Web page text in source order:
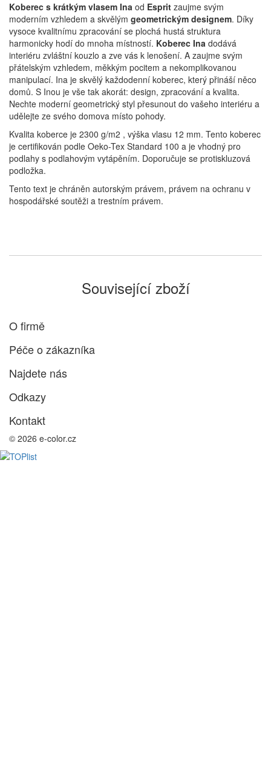
Koberec s krátkým vlasem Ina od Esprit zaujme svým
moderním vzhledem a skvělým geometrickým designem. Díky
vysoce kvalitnímu zpracování se plochá hustá struktura
harmonicky hodí do mnoha místností. Koberec Ina dodává
interiéru zvláštní kouzlo a zve vás k lenošení. A zaujme svým
přátelským vzhledem, měkkým pocitem a nekomplikovanou
manipulací. Ina je skvělý každodenní koberec, který přináší něco
domů. S Inou je vše tak akorát: design, zpracování a kvalita.
Nechte moderní geometrický styl přesunout do vašeho interiéru a
udělejte ze svého domova místo pohody.
Kvalita koberce je 2300 g/m2 , výška vlasu 12 mm. Tento koberec
je certifikován podle Oeko-Tex Standard 100 a je vhodný pro
podlahy s podlahovým vytápěním. Doporučuje se protiskluzová
podložka.
Tento text je chráněn autorským právem, právem na ochranu v
hospodářské soutěži a trestním právem.
Související zboží
O firmě
Péče o zákazníka
Najdete nás
Odkazy
Kontakt
© 2026 e-color.cz